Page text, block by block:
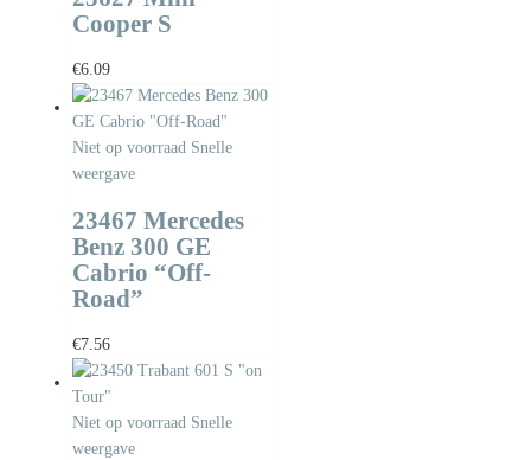
Cooper S
€6.09
Niet op voorraad Snelle
weergave
23467 Mercedes
Benz 300 GE
Cabrio “Off-
Road”
€7.56
Niet op voorraad Snelle
weergave